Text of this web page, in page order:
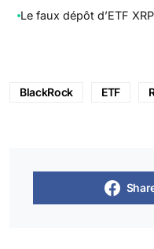
Le faux dépôt d’ETF
BlackRock ETF